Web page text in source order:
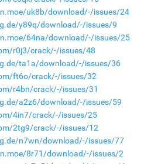
uk8b/download/-/issues/24
y89q/download/-/issues/9
64na/download/-/issues/25
r0j3/crack/-/issues/48
ta1a/download/-/issues/36
ft6o/crack/-/issues/32
r4bn/crack/-/issues/31
a2z6/download/-/issues/59
4in7/crack/-/issues/25
2tg9/crack/-/issues/12
n7wn/download/-/issues/77
8r71/download/-/issues/2